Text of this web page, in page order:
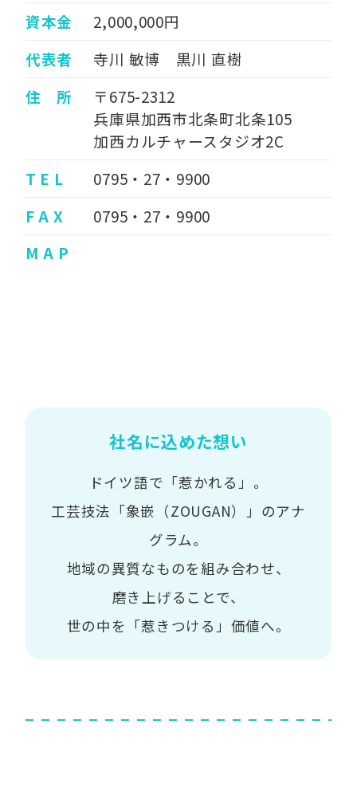
資本金
2,000,000円
代表者
寺川 敏博 黒川 直樹
住 所
〒675-2312
兵庫県加西市北条町北条105
加西カルチャースタジオ2C
T E L
0795・27・9900
F A X
0795・27・9900
M A P
社名に込めた想い
ドイツ語で「惹かれる」。
工芸技法「象嵌（ZOUGAN）」のアナ
グラム。
地域の異質なものを組み合わせ、
磨き上げることで、
世の中を「惹きつける」価値へ。